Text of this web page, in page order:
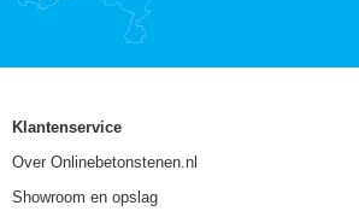
Klantenservice
Over Onlinebetonstenen.nl
Showroom en opslag